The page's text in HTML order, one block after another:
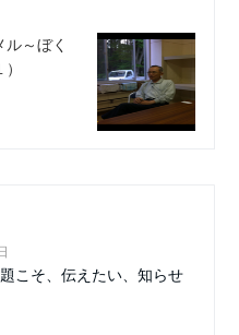
ル～ぼく
こそ、伝えたい、知らせ